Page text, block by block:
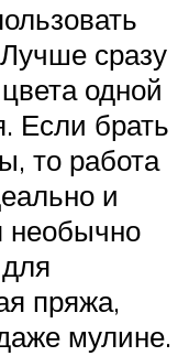
сразу
одной
Если брать
то работа
и
необычно
пряжа,
мулине.